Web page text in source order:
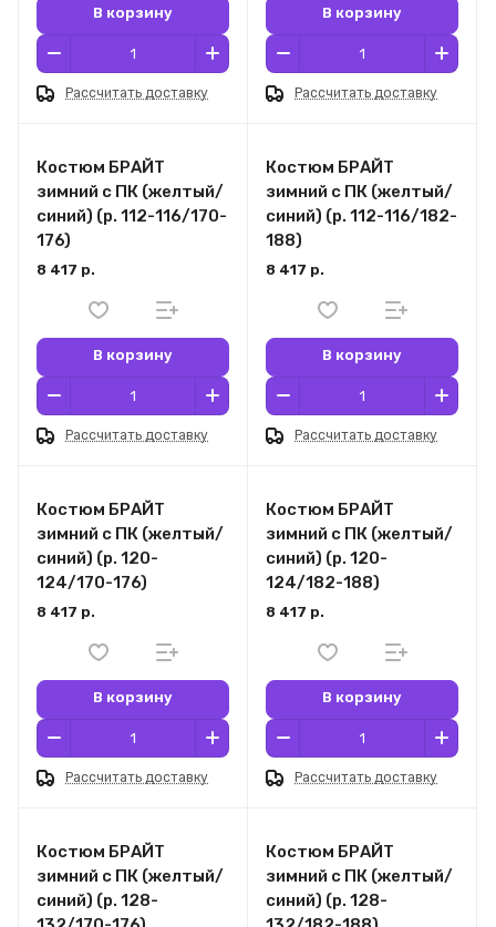
В корзину
Рассчитать доставку
В корзину
Рассчитать доставку
Костюм БРАЙТ
зимний с ПК (желтый/
синий) (р. 112-116/170-
176)
8 417 р.
В корзину
Рассчитать доставку
Костюм БРАЙТ
зимний с ПК (желтый/
синий) (р. 112-116/182-
188)
8 417 р.
В корзину
Рассчитать доставку
Костюм БРАЙТ
зимний с ПК (желтый/
синий) (р. 120-
124/170-176)
8 417 р.
В корзину
Рассчитать доставку
Костюм БРАЙТ
зимний с ПК (желтый/
синий) (р. 120-
124/182-188)
8 417 р.
В корзину
Рассчитать доставку
Костюм БРАЙТ
зимний с ПК (желтый/
синий) (р. 128-
Костюм БРАЙТ
зимний с ПК (желтый/
синий) (р. 128-